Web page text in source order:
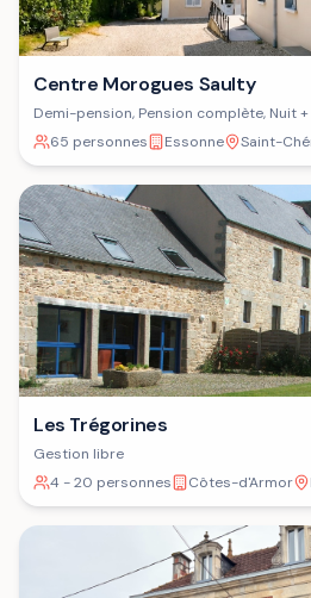
Centre Morogues Saulty
Demi-pension, Pension complète, Nuit
65 personnes
Essonne Saint-
Les Trégorines
Gestion libre
4 - 20 personnes
Côtes-d'Armor